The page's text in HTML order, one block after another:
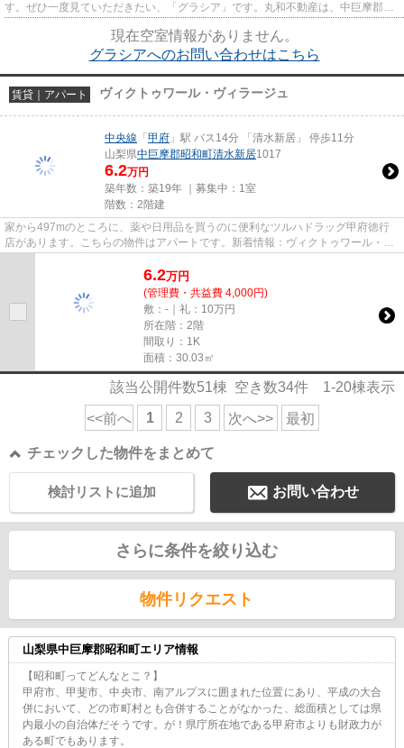
す。ぜひ一度見ていただきたい、「グラシア」です。丸和不動産は、中巨摩郡昭
現在空室情報がありません。
グラシアへのお問い合わせはこちら
賃貸｜アパート ヴィクトゥワール・ヴィラージュ
中央線 「 甲府 」駅 バス14分 「清水新居」 停歩11分
山梨県中巨摩郡昭和町清水新居1017
6.2万円
築年数：築19年 ｜募集中： 1室
階数：2階建
家から497mのところに、薬や日用品を買うのに便利なツルハドラッグ甲府徳行
店があります。こちらの物件はアパートです。新着情報：ヴィクトゥワール・ヴ
6.2万円
(管理費・共益費 4,000円)
敷：-｜礼：10万円
所在階：2階
間取り：1K
面積：30.03㎡
該当公開件数51棟 空き数34件 1-20棟表示
<<前へ 1 2 3 次へ>> 最初
チェックした物件をまとめて
お問い合わせ
検討リストに追加
さらに条件を絞り込む
物件リクエスト
山梨県中巨摩郡昭和町エリア情報
【昭和町ってどんなとこ？】
甲府市、甲斐市、中央市、南アルプスに囲まれた位置にあり、平成の大合
併において、どの市町村とも合併することがなかった、総面積としては県
内最小の自治体だそうです。が！県庁所在地である甲府市よりも財政力が
ある町でもあります。